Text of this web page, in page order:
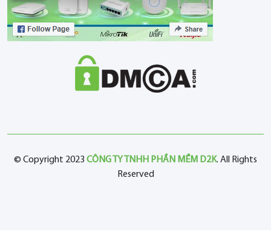
© Copyright 2023 CÔNG TY TNHH PHẦN MỀM D2K. All Rights
Reserved